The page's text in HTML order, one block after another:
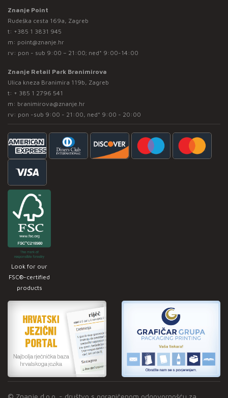
Znanje Point
Rudeška cesta 169a, Zagreb
t: +385 1 3831 945
m: point@znanje.hr
rv: pon - sub 9:00 – 21:00; ned* 9:00-14:00
Znanje Retail Park Branimirova
Ulica kneza Branimira 119b, Zagreb
t: + 385 1 2796 541
m: branimirova@znanje.hr
rv: pon -sub 9:00 - 21:00, ned* 9:00 - 20:00
Look for our
FSC®-certified
products
© Znanje d.o.o. - društvo s ograničenom odgovornošću za